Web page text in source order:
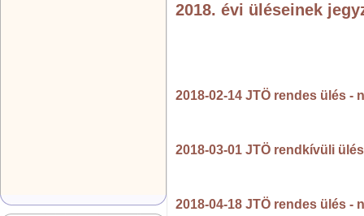
2018. évi üléseinek
2018-02-14 JTÖ rendes ülés
2018-03-01 JTÖ rendkívüli
2018-04-18 JTÖ rendes ülés